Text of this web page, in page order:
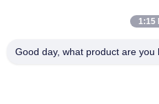
우리 주소
1:15
Good day, what product are you